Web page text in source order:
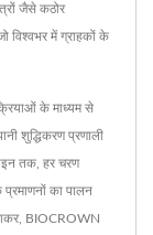
जैसे कठोर
विश्वभर में ग्राहकों के
के माध्यम से
शुद्धिकरण प्रणाली
तक, हर चरण
का पालन
BIOCROWN